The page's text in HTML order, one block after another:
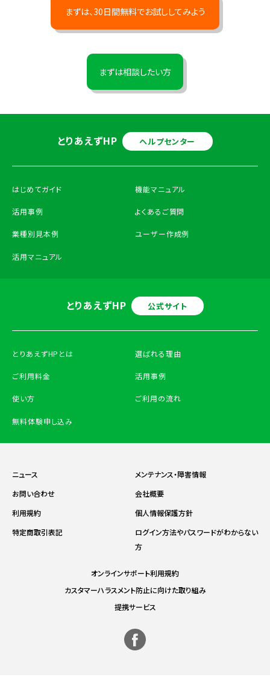
まずは、30日間無料でお試ししてみよう
まずは相談したい方
とりあえずHP 公式サイト
とりあえずHPとは
ご利用料金
使い方
選ばれる理由
活用事例
ご利用の流れ
無料体験申し込み
とりあえずHP ヘルプセンター
はじめてガイド
活用事例
業種別見本例
機能マニュアル
よくあるご質問
ユーザー作成例
活用マニュアル
ニュース
メンテナンス・障害情報
お問い合わせ
会社概要
利用規約
個人情報保護方針
特定商取引表記
ログイン方法やパスワードがわからない
方
オンラインサポート利用規約
カスタマーハラスメント防止に向けた取り組み
提携サービス